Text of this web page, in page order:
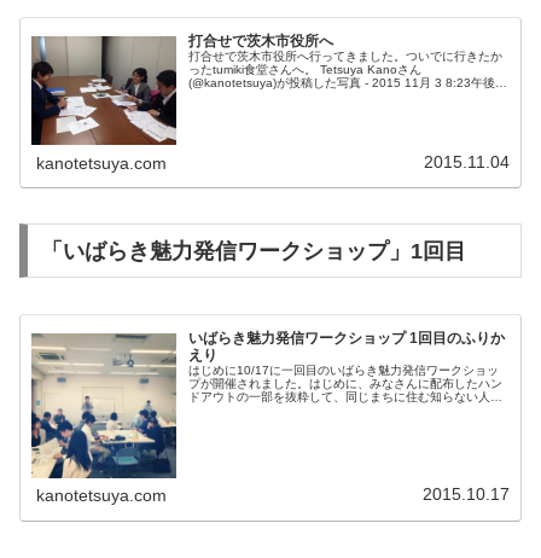
打合せで茨木市役所へ
打合せで茨木市役所へ行ってきました。ついでに行きたか
ったtumiki食堂さんへ。 Tetsuya Kanoさん
(@kanotetsuya)が投稿した写真 - 2015 11月 3 8:23午後
kanotetsuya.com 2015.11.04
「いばらき魅力発信ワークショップ」1回目
いばらき魅力発信ワークショップ 1回目のふりか
えり
はじめに10/17に一回目のいばらき魅力発信ワークショッ
プが開催されました。はじめに、みなさんに配布したハン
ドアウトの一部を抜粋して、同じまちに住む知らない人と
kanotetsuya.com 2015.10.17